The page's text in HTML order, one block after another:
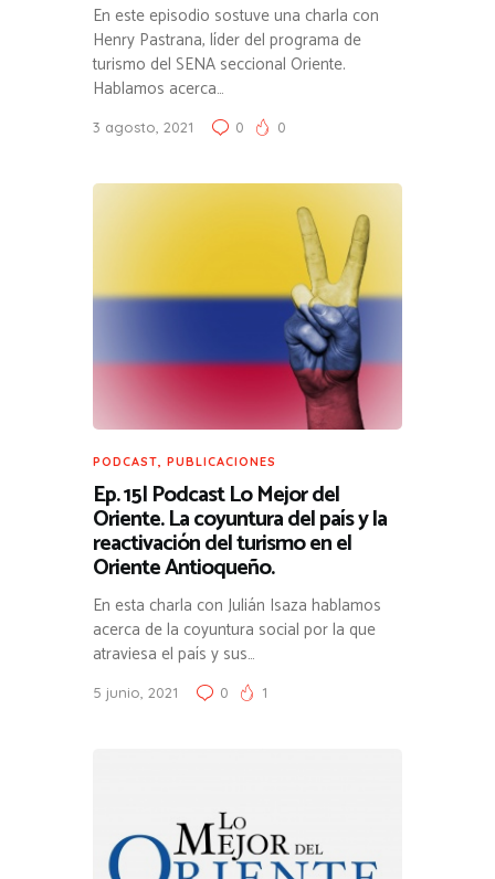
En este episodio sostuve una charla con
Henry Pastrana, líder del programa de
turismo del SENA seccional Oriente.
Hablamos acerca…
3 agosto, 2021 0 0
PODCAST, PUBLICACIONES
Ep. 15| Podcast Lo Mejor del
Oriente. La coyuntura del país y la
reactivación del turismo en el
Oriente Antioqueño.
En esta charla con Julián Isaza hablamos
acerca de la coyuntura social por la que
atraviesa el país y sus…
5 junio, 2021 0 1